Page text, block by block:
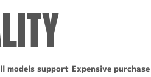
models support Expensive